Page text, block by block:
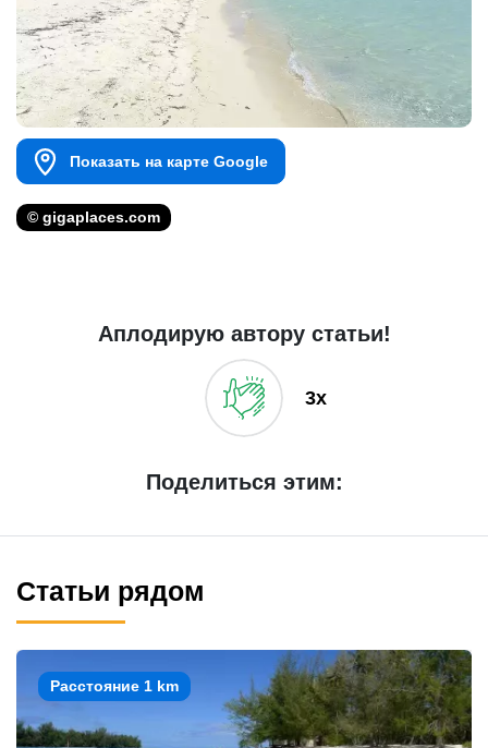
Показать на карте Google
© gigaplaces.com
Аплодирую автору статьи!
3x
Поделиться этим:
Статьи рядом
Расстояние 1 km